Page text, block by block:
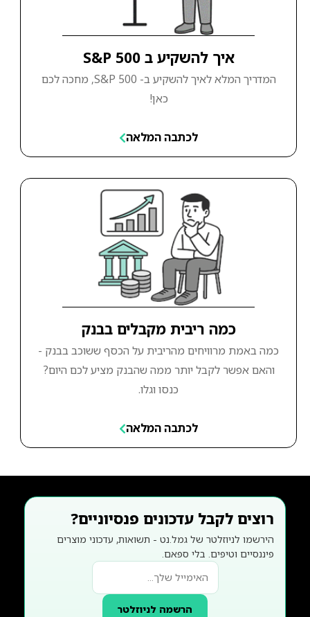
איך להשקיע ב S&P 500
המדריך המלא לאיך להשקיע ב- S&P 500, מחכה לכם
כאן!
לכתבה המלאה
כמה ריבית מקבלים בבנק
כמה באמת מרוויחים מהריבית על הכסף ששוכב בבנק -
והאם אפשר לקבל יותר ממה שהבנק מציע לכם היום?
כנסו וגלו.
לכתבה המלאה
רוצים לקבל עדכונים פנסיוניים?
הירשמו לניוזלטר של גמל.נט - תשואות, עדכוני מוצרים
פיננסיים וטיפים. בלי ספאם.
הרשמה לניוזלטר